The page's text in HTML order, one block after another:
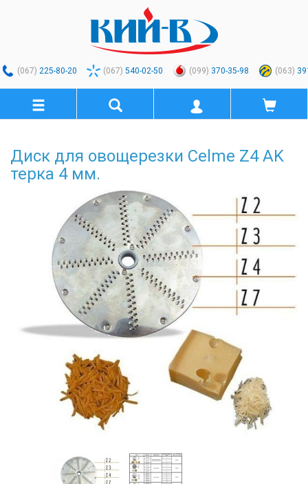
(067) 225-80-20 (067) 540-02-50 (099) 370-35-98 (063)
Диск для овощерезки Celme Z4 AK
терка 4 мм.